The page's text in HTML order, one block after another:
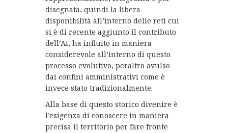
disegnata, quindi la libera
disponibilità all’interno delle reti cui
si è di recente aggiunto il contributo
dell’AI, ha influito in maniera
considerevole all’interno di questo
processo evolutivo, peraltro avulso
dai confini amministrativi come è
invece stato tradizionalmente.
Alla base di questo storico divenire è
l’esigenza di conoscere in maniera
precisa il territorio per fare fronte